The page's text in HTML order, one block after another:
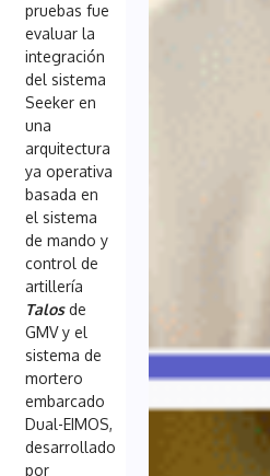
pruebas fue
evaluar la
integración
del sistema
Seeker en
una
arquitectura
ya operativa
basada en
el sistema
de mando y
control de
artillería
Talosde
GMV y el
sistema de
mortero
embarcado
Dual-EIMOS,
desarrollado
por